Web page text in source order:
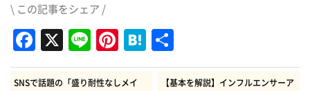
\ この記事をシェア /
Facebook
X LinePinterest
Hatena
有
SNSで話題の「盛り耐性なしメイ
【基本を解説】インフルエンサーア